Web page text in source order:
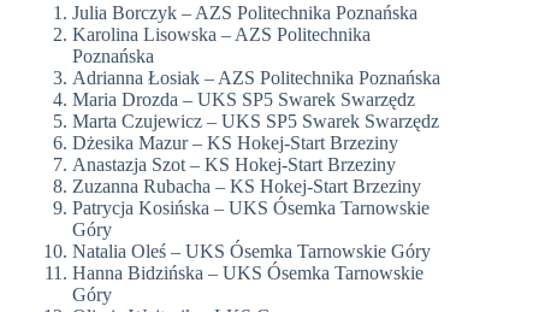
Julia Borczyk – AZS Politechnika Poznańska
Karolina Lisowska – AZS Politechnika
Poznańska
Adrianna Łosiak – AZS Politechnika Poznańska
Maria Drozda – UKS SP5 Swarek Swarzędz
Marta Czujewicz – UKS SP5 Swarek Swarzędz
Dżesika Mazur – KS Hokej-Start Brzeziny
Anastazja Szot – KS Hokej-Start Brzeziny
Zuzanna Rubacha – KS Hokej-Start Brzeziny
Patrycja Kosińska – UKS Ósemka Tarnowskie
Góry
Natalia Oleś – UKS Ósemka Tarnowskie Góry
Hanna Bidzińska – UKS Ósemka Tarnowskie
Góry